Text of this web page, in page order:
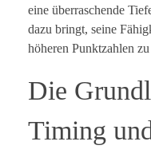
eine überraschende
dazu bringt, seine
höheren Punktzahlen zu
Die
Timing